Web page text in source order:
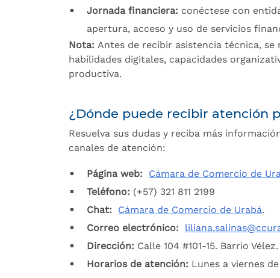
Jornada financiera: conéctese con
apertura, acceso y uso de servicios
Nota: Antes de recibir asistencia técnica,
habilidades digitales, capacidades
productiva.
¿Dónde puede recibir atención
Resuelva sus dudas y reciba más
canales de atención:
Página web: Cámara de Comercio de
Teléfono: (+57) 321 811 2199
Chat:
Cámara de Comercio de Urabá.
Correo electrónico:
Dirección: Calle 104 #101-15. Barrio
Horarios de atención: Lunes a viernes